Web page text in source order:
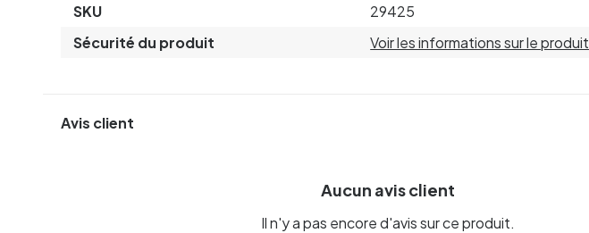
SKU
29425
Sécurité du produit
Voir les informations sur le produit
Avis client
Aucun avis client
Il n'y a pas encore d'avis sur ce produit.